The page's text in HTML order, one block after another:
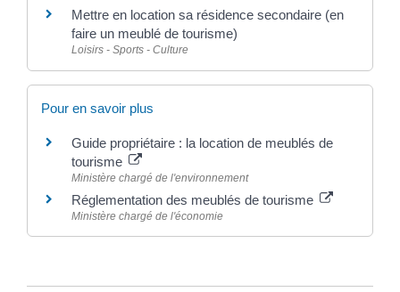
Mettre en location sa résidence secondaire (en
faire un meublé de tourisme)
Loisirs - Sports - Culture
Pour en savoir plus
Guide propriétaire : la location de meublés de
tourisme
Ministère chargé de l'environnement
Réglementation des meublés de tourisme
Ministère chargé de l'économie